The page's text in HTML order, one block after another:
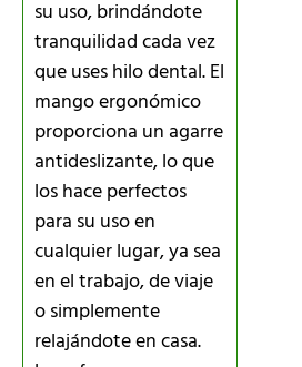
su uso, brindándote
tranquilidad cada vez
que uses hilo dental. El
mango ergonómico
proporciona un agarre
antideslizante, lo que
los hace perfectos
para su uso en
cualquier lugar, ya sea
en el trabajo, de viaje
o simplemente
relajándote en casa.